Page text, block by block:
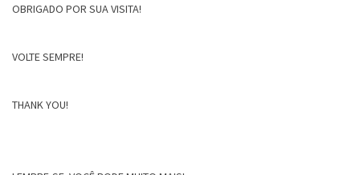
OBRIGADO POR SUA VISITA!
VOLTE SEMPRE!
THANK YOU!